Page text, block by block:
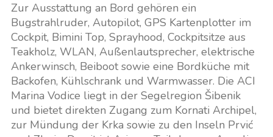
Zur Ausstattung an Bord gehören ein
Bugstrahlruder, Autopilot, GPS Kartenplotter im
Cockpit, Bimini Top, Sprayhood, Cockpitsitze aus
Teakholz, WLAN, Außenlautsprecher, elektrische
Ankerwinsch, Beiboot sowie eine Bordküche mit
Backofen, Kühlschrank und Warmwasser. Die ACI
Marina Vodice liegt in der Segelregion Šibenik
und bietet direkten Zugang zum Kornati Archipel,
zur Mündung der Krka sowie zu den Inseln Prvić